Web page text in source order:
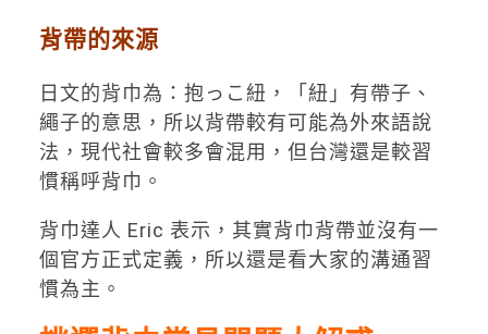
背帶的來源
日文的背巾為：抱っこ紐，「紐」有帶子 、
繩子的意思，所以背帶較有可能為外來語說
法，現代社會較多會混用，但台灣還是較習
慣稱呼背巾。
背巾達人 Eric 表示，其實背巾背帶並沒有一
個官方正式定義，所以還是看大家的溝通習
慣為主。